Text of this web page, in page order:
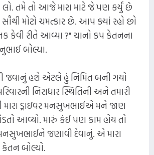
લો. તમે તો આજે મારા માટે જે પણ કર્યું છે
મોટો ચમત્કાર છે. આપ ક્યાં રહો છો
રીતે આવ્યા ?" ચાનો કપ કેતનના
બોલ્યા.
હશે એટલે હું નિમિત બની ગયો
નિરાધાર સ્થિતિની અને તમારી
મારા ડ્રાઇવર મનસુખભાઈએ મને જાણ
આવ્યો. મારું કંઈ પણ કામ હોય તો
મનસુખભાઈને જણાવી દેવાનું. એ મારા
બોલ્યો.